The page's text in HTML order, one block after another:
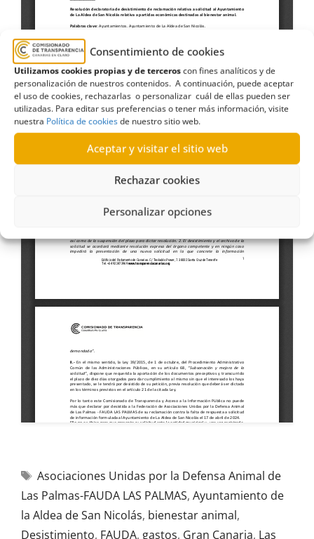
Consentimiento de cookies
Utilizamos cookies propias y de terceroscon fines analíticos y de
personalización de nuestros contenidos. A continuación, puede aceptar
el uso de cookies, rechazarlas o personalizar cuál de ellas pueden ser
utilizadas. Para editar sus preferencias o tener más información, visite
nuestra Política de cookiesde nuestro sitio web.
Aceptar y visitar el sitio web
Rechazar cookies
Personalizar opciones
Asociaciones Unidas por la Defensa Animal de
Las Palmas-FAUDA LAS PALMAS, Ayuntamiento de
la Aldea de San Nicolás, bienestar animal,
Desistimiento, FAUDA, gastos, Gran Canaria, Las